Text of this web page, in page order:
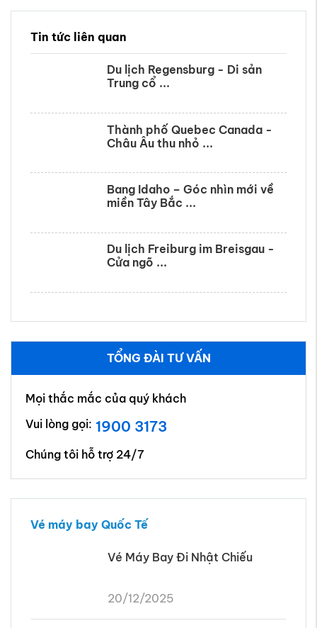
Tin tức liên quan
Du lịch Regensburg - Di sản
Trung cổ ...
Thành phố Quebec Canada -
Châu Âu thu nhỏ ...
Bang Idaho – Góc nhìn mới về
miền Tây Bắc ...
Du lịch Freiburg im Breisgau -
Cửa ngõ ...
TỔNG ĐÀI TƯ VẤN
Mọi thắc mắc của quý khách
Vui lòng gọi: 1900 3173
Chúng tôi hỗ trợ 24/7
Vé máy bay Quốc Tế
Vé Máy Bay Đi Nhật Chiếu
20/12/2025